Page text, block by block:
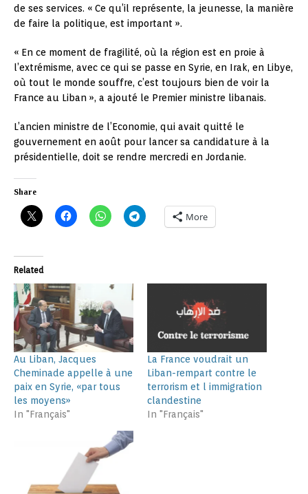
de ses services. « Ce qu’il représente, la jeunesse, la manière
de faire la politique, est important ».
« En ce moment de fragilité, où la région est en proie à
l’extrémisme, avec ce qui se passe en Syrie, en Irak, en Libye,
où tout le monde souffre, c’est toujours bien de voir la
France au Liban », a ajouté le Premier ministre libanais.
L’ancien ministre de l’Economie, qui avait quitté le
gouvernement en août pour lancer sa candidature à la
présidentielle, doit se rendre mercredi en Jordanie.
Share
More
Related
Au Liban, Jacques
Cheminade appelle à une
paix en Syrie, «par tous
les moyens»
In "Français"
La France voudrait un
Liban-rempart contre le
terrorism et l immigration
clandestine
In "Français"